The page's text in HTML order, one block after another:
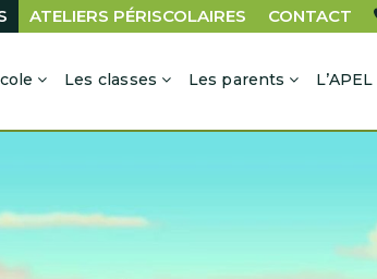
CONTACT
ATELIERS PÉRISCOLAIRES
Les classes Les parents L’APEL